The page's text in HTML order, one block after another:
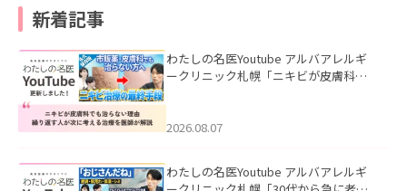
新着記事
わたしの名医Youtube アルバアレルギ
ークリニック札幌「ニキビが皮膚科で
ました。
2026.08.07
わたしの名医Youtube アルバアレルギ